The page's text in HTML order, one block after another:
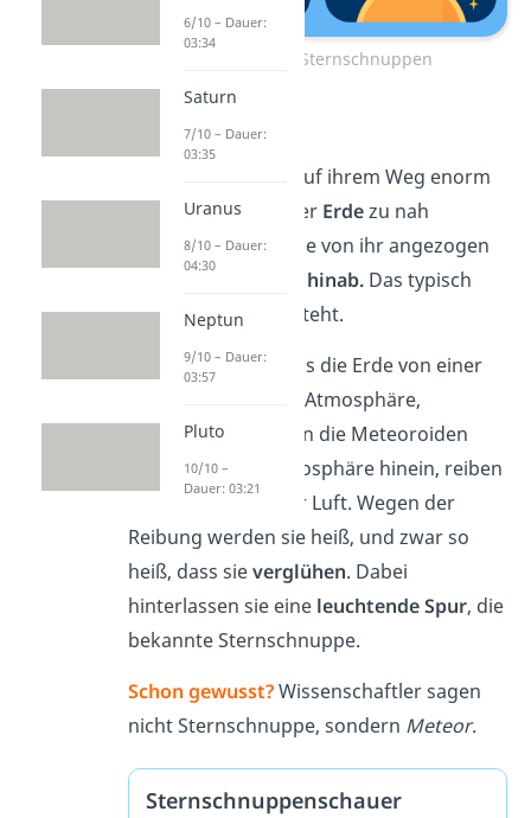
Entstehung Sternschnuppen
Meteoroiden sind auf ihrem Weg enorm
schnell. Wenn sie der Erdezu nah
kommen, werden sie von ihr angezogen
hinab. Das typisch
helle Leuchten entsteht.
Das liegt daran, dass die Erde von einer
Art Luftschicht, der Atmosphäre,
umgeben ist. Fliegen die Meteoroiden
also nun in die Atmosphäre hinein, reiben
sie sich stark an der Luft. Wegen der
Reibung werden sie heiß, und zwar so
heiß, dass sieverglühen. Dabei
hinterlassen sie eine leuchtende Spur, die
bekannte Sternschnuppe.
Schon gewusst?Wissenschaftler sagen
nicht Sternschnuppe, sondern Meteor.
Sternschnuppenschauer
6/10 – Dauer:
03:34
Saturn
7/10 – Dauer:
03:35
Uranus
8/10 – Dauer:
04:30
Neptun
9/10 – Dauer:
03:57
Pluto
10/10 –
Dauer: 03:21